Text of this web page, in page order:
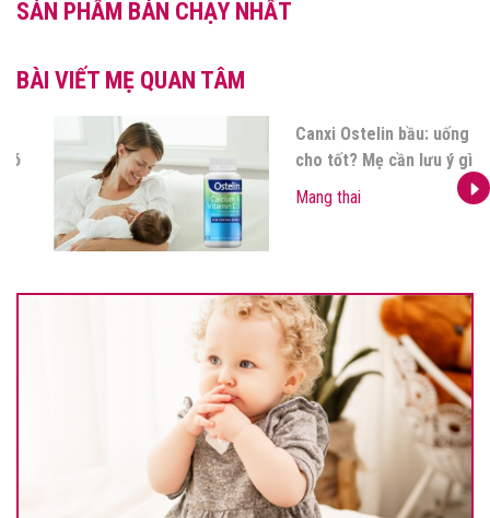
SẢN PHẨM BÁN CHẠY NHẤT
BÀI VIẾT MẸ QUAN TÂM
Góc Mamamy